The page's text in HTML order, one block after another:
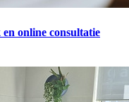
online consultatie